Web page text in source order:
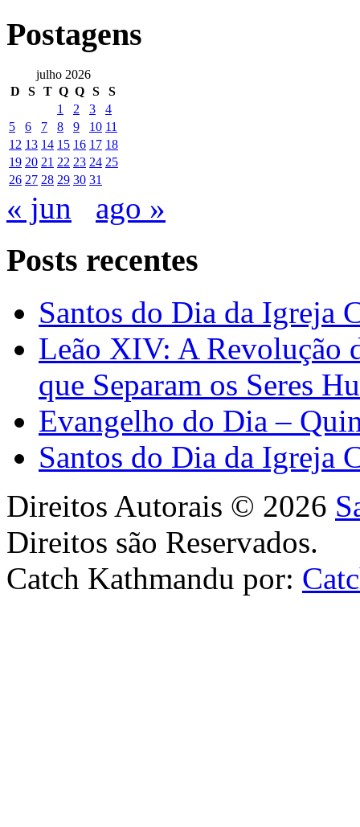
Postagens
julho 2026
D
S T Q Q S
S
1
2 3
4
5
6 7 8 9 10 11
12 13 14 15 16 17 18
19 20 21 22 23 24 25
26 27 28 29 30 31
« jun ago »
Posts recentes
Santos do Dia da Igreja
Leão XIV: A Revolução
que Separam os Seres
Evangelho do Dia –
Santos do Dia da Igreja
Direitos Autorais © 2026
Direitos são Reservados.
Catch Kathmandu por: